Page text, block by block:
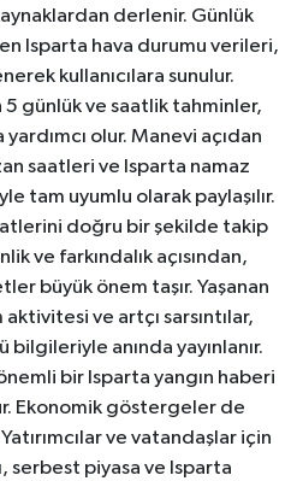
derlenir. Günlük
Isparta hava durumu verileri,
kullanıcılara sunulur.
günlük ve saatlik tahminler,
olur. Manevi açıdan
saatleri ve Isparta namaz
tam uyumlu olarak paylaşılır.
doğru bir şekilde takip
ve farkındalık açısından,
büyük önem taşır. Yaşanan
ve artçı sarsıntılar,
bilgileriyle anında yayınlanır.
bir Isparta yangın haberi
Ekonomik göstergeler de
ve vatandaşlar için
serbest piyasa ve Isparta